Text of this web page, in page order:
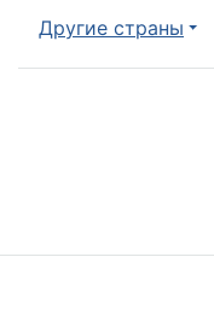
Другие страны